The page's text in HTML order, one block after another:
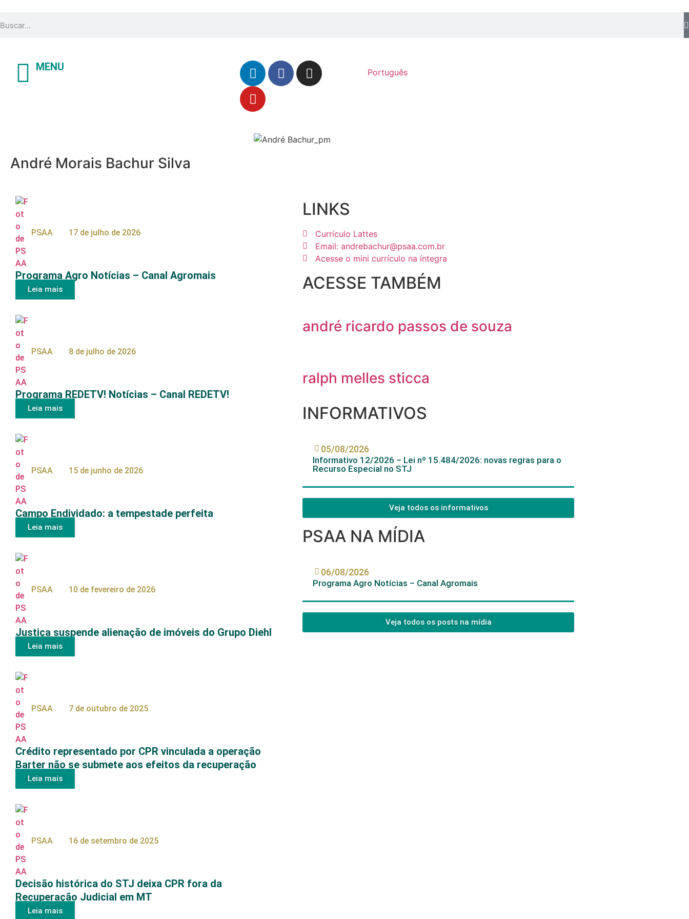
MENU Português
André Morais Bachur Silva
PSAA 17 de julho de 2026
Programa Agro Notícias – Canal Agromais
Leia mais
PSAA 8 de julho de 2026
Programa REDETV! Notícias – Canal REDETV!
Leia mais
PSAA 15 de junho de 2026
Campo Endividado: a tempestade perfeita
Leia mais
PSAA 10 de fevereiro de 2026
Justiça suspende alienação de imóveis do Grupo Diehl
Leia mais
PSAA 7 de outubro de 2025
Crédito representado por CPR vinculada a operação
Barter não se submete aos efeitos da recuperação
Leia mais
PSAA 16 de setembro de 2025
Decisão histórica do STJ deixa CPR fora da
Recuperação Judicial em MT
Leia mais
LINKS
Currículo Lattes
Email: andrebachur@psaa.com.br
Acesse o mini currículo na íntegra
ACESSE TAMBÉM
andré ricardo passos de souza
ralph melles sticca
INFORMATIVOS
05/08/2026
Informativo 12/2026 – Lei nº 15.484/2026: novas regras para o
Recurso Especial no STJ
Veja todos os informativos
PSAA NA MÍDIA
06/08/2026
Programa Agro Notícias – Canal Agromais
Veja todos os posts na mídia